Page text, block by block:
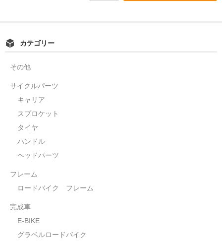
カテゴリー
その他
サイクルパーツ
キャリア
スプロケット
タイヤ
ハンドル
ヘッドパーツ
フレーム
ロードバイク フレーム
完成車
E-BIKE
グラベルロードバイク